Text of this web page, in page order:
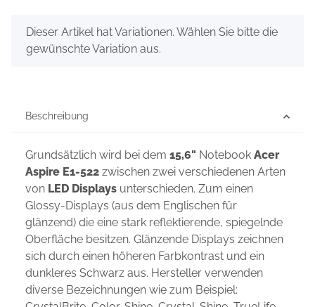
x
Dieser Artikel hat Variationen. Wählen Sie bitte die
gewünschte Variation aus.
Beschreibung
Grundsätzlich wird bei dem 15,6" Notebook Acer
Aspire E1-522 zwischen zwei verschiedenen Arten
von LED Displays unterschieden. Zum einen
Glossy-Displays (aus dem Englischen für
glänzend) die eine stark reflektierende, spiegelnde
Oberfläche besitzen. Glänzende Displays zeichnen
sich durch einen höheren Farbkontrast und ein
dunkleres Schwarz aus. Hersteller verwenden
diverse Bezeichnungen wie zum Beispiel: